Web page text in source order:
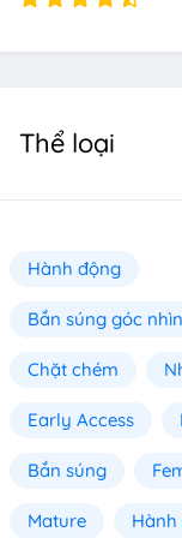
Thể loại
Hành động
Bắn súng góc
Chặt chém
Early Access
Bắn súng
Mature